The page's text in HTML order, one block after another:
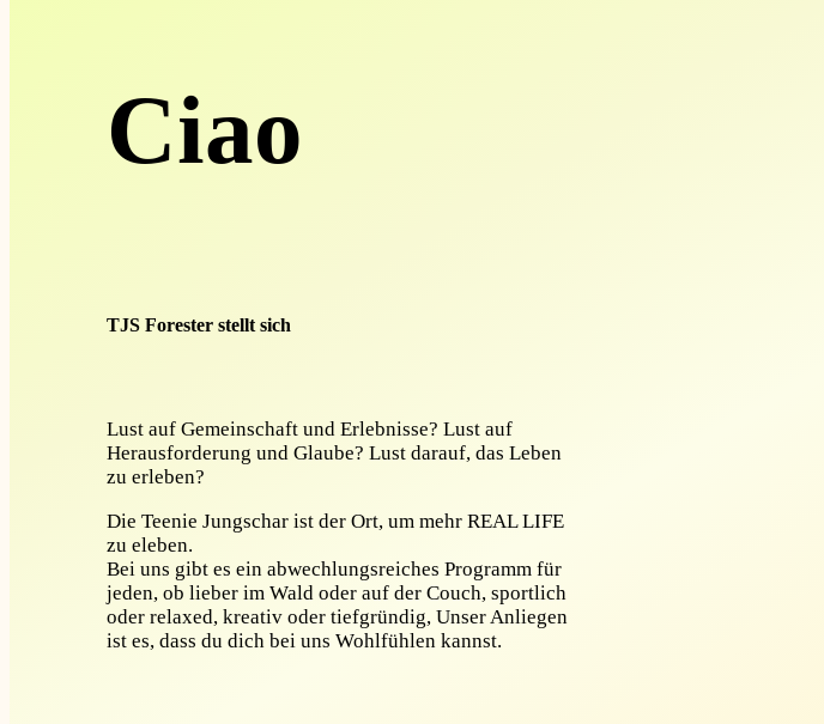
Ciao
TJS Forester stellt sich
Lust auf Gemeinschaft und Erlebnisse? Lust auf
Herausforderung und Glaube? Lust darauf, das Leben
zu erleben?
Die Teenie Jungschar ist der Ort, um mehr REAL LIFE
zu eleben.
Bei uns gibt es ein abwechlungsreiches Programm für
jeden, ob lieber im Wald oder auf der Couch, sportlich
oder relaxed, kreativ oder tiefgründig, Unser Anliegen
ist es, dass du dich bei uns Wohlfühlen kannst.